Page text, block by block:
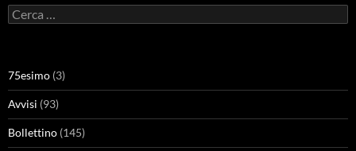
Ricerca
per:
75esimo (3)
Avvisi (93)
Bollettino (145)